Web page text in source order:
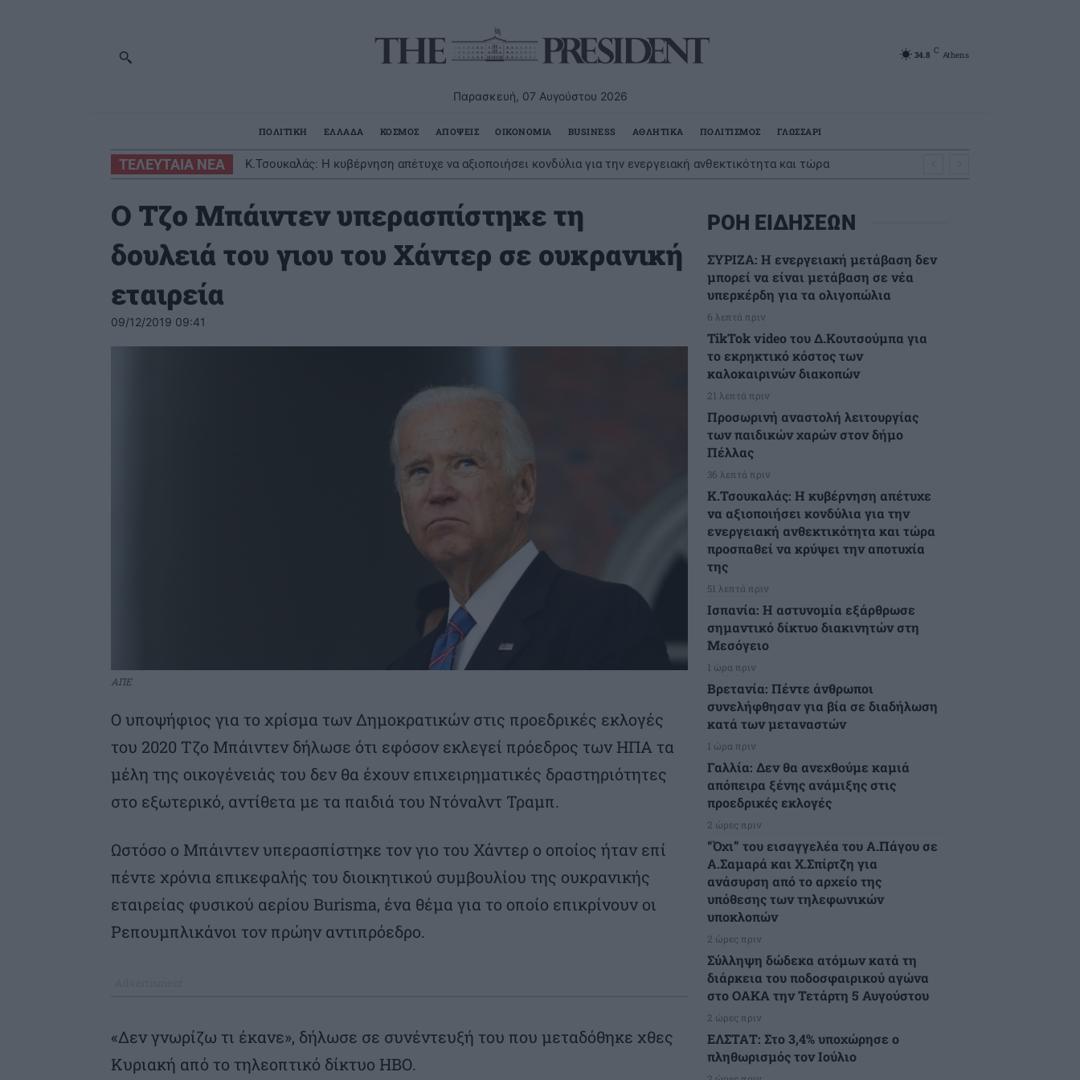
Παρασκευή, 07 Αυγούστου 2026
34.8 C Athens
ΠΟΛΙΤΙΚΗ ΕΛΛΑΔΑ ΚΟΣΜΟΣ ΑΠΟΨΕΙΣ ΟΙΚΟΝΟΜΙΑ BUSINESS ΑΘΛΗΤΙΚΑ ΠΟΛΙΤΙΣΜΟΣ ΓΛΩΣΣΑΡΙ
ΤΕΛΕΥΤΑΙΑ ΝΕΑ
Κ.Τσουκαλάς: Η κυβέρνηση απέτυχε να αξιοποιήσει κονδύλια για την ενεργειακή ανθεκτικότητα και τώρα
προσπαθεί να κρύψει την αποτυχία της
Ισπανία: Η αστυνομία εξάρθρωσε σημαντικό δίκτυο διακινητών στη Μεσόγειο
Ο Τζο Μπάιντεν υπερασπίστηκε τη
δουλειά του γιου του Χάντερ σε ουκρανική
εταιρεία
09/12/2019 09:41
ΑΠΕ
Ο υποψήφιος για το χρίσμα των Δημοκρατικών στις προεδρικές εκλογές
του 2020 Τζο Μπάιντεν δήλωσε ότι εφόσον εκλεγεί πρόεδρος των ΗΠΑ τα
μέλη της οικογένειάς του δεν θα έχουν επιχειρηματικές δραστηριότητες
στο εξωτερικό, αντίθετα με τα παιδιά του Ντόναλντ Τραμπ.
Ωστόσο ο Μπάιντεν υπερασπίστηκε τον γιο του Χάντερ ο οποίος ήταν επί
πέντε χρόνια επικεφαλής του διοικητικού συμβουλίου της ουκρανικής
εταιρείας φυσικού αερίου Burisma, ένα θέμα για το οποίο επικρίνουν οι
Ρεπουμπλικάνοι τον πρώην αντιπρόεδρο.
«Δεν γνωρίζω τι έκανε», δήλωσε σε συνέντευξή του που μεταδόθηκε χθες
Κυριακή από το τηλεοπτικό δίκτυο ΗΒΟ.
ΡΟΗ ΕΙΔΗΣΕΩΝ
ΣΥΡΙΖΑ: Η ενεργειακή μετάβαση δεν
μπορεί να είναι μετάβαση σε νέα
υπερκέρδη για τα ολιγοπώλια
6 λεπτά πριν
TikTok video του Δ.Κουτσούμπα για
το εκρηκτικό κόστος των
καλοκαιρινών διακοπών
21 λεπτά πριν
Προσωρινή αναστολή λειτουργίας
των παιδικών χαρών στον δήμο
Πέλλας
36 λεπτά πριν
Κ.Τσουκαλάς: Η κυβέρνηση απέτυχε
να αξιοποιήσει κονδύλια για την
ενεργειακή ανθεκτικότητα και τώρα
προσπαθεί να κρύψει την αποτυχία
της
51 λεπτά πριν
Ισπανία: Η αστυνομία εξάρθρωσε
σημαντικό δίκτυο διακινητών στη
Μεσόγειο
1 ώρα πριν
Βρετανία: Πέντε άνθρωποι
συνελήφθησαν για βία σε διαδήλωση
κατά των μεταναστών
1 ώρα πριν
Γαλλία: Δεν θα ανεχθούμε καμιά
απόπειρα ξένης ανάμιξης στις
προεδρικές εκλογές
2 ώρες πριν
“Όχι” του εισαγγελέα του Α.Πάγου σε
Α.Σαμαρά και Χ.Σπίρτζη για
ανάσυρση από το αρχείο της
υπόθεσης των τηλεφωνικών
υποκλοπών
2 ώρες πριν
Σύλληψη δώδεκα ατόμων κατά τη
διάρκεια του ποδοσφαιρικού αγώνα
στο ΟΑΚΑ την Τετάρτη 5 Αυγούστου
2 ώρες πριν
ΕΛΣΤΑΤ: Στο 3,4% υποχώρησε ο
πληθωρισμός τον Ιούλιο